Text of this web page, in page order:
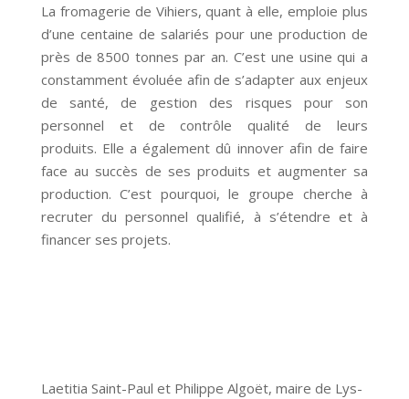
La fromagerie de Vihiers, quant à elle, emploie plus
d’une centaine de salariés pour une production de
près de 8500 tonnes par an. C’est une usine qui a
constamment évoluée afin de s’adapter aux enjeux
de santé, de gestion des risques pour son
personnel et de contrôle qualité de leurs
produits. Elle a également dû innover afin de faire
face au succès de ses produits et augmenter sa
production. C’est pourquoi, le groupe cherche à
recruter du personnel qualifié, à s’étendre et à
financer ses projets.
Laetitia Saint-Paul et Philippe Algoët, maire de Lys-